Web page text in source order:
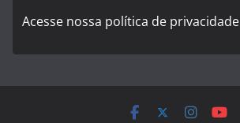
Acesse nossa política de privacidade